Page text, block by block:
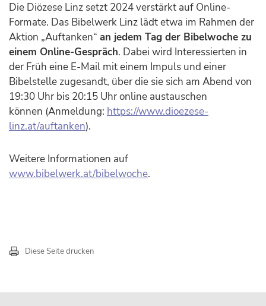
Die Diözese Linz setzt 2024 verstärkt auf Online-
Formate. Das Bibelwerk Linz lädt etwa im Rahmen der
Aktion „Auftanken“ an jedem Tag der Bibelwoche zu
einem Online-Gespräch. Dabei wird Interessierten in
der Früh eine E-Mail mit einem Impuls und einer
Bibelstelle zugesandt, über die sie sich am Abend von
19:30 Uhr bis 20:15 Uhr online austauschen
können (Anmeldung: https://www.dioezese-
linz.at/auftanken).
Weitere Informationen auf
www.bibelwerk.at/bibelwoche.
Diese Seite drucken